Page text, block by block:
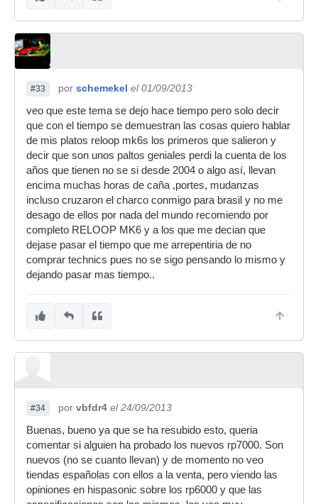
#33 por schemekel el 01/09/2013
veo que este tema se dejo hace tiempo pero solo decir
que con el tiempo se demuestran las cosas quiero hablar
de mis platos reloop mk6s los primeros que salieron y
decir que son unos paltos geniales perdi la cuenta de los
años que tienen no se si desde 2004 o algo así, llevan
encima muchas horas de caña ,portes, mudanzas
incluso cruzaron el charco conmigo para brasil y no me
desago de ellos por nada del mundo recomiendo por
completo RELOOP MK6 y a los que me decian que
dejase pasar el tiempo que me arrepentiria de no
comprar technics pues no se sigo pensando lo mismo y
dejando pasar mas tiempo..
#34 por vbfdr4 el 24/09/2013
Buenas, bueno ya que se ha resubido esto, queria
comentar si alguien ha probado los nuevos rp7000. Son
nuevos (no se cuanto llevan) y de momento no veo
tiendas españolas con ellos a la venta, pero viendo las
opiniones en hispasonic sobre los rp6000 y que las